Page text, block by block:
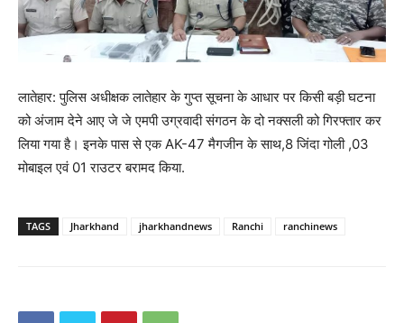
लातेहार: पुलिस अधीक्षक लातेहार के गुप्त सूचना के आधार पर किसी बड़ी घटना
को अंजाम देने आए जे जे एमपी उग्रवादी संगठन के दो नक्सली को गिरफ्तार कर
लिया गया है। इनके पास से एक AK-47 मैगजीन के साथ,8 जिंदा गोली ,03
मोबाइल एवं 01 राउटर बरामद किया.
TAGS Jharkhand jharkhandnews Ranchi ranchinews